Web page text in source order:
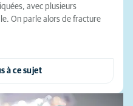
avec plusieurs
On parle alors de fracture
à ce sujet